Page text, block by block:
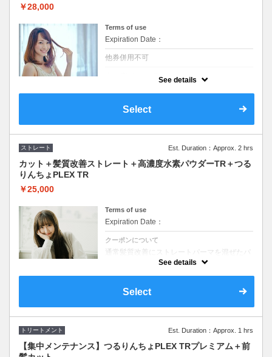
￥28,000
Terms of use
Expiration Date：
他券併用不可
だなっと思う方はプラス、毛先をデジタルパ
ーマで理想のヘアスタイルに。さらに炭酸ケ
アと人気のつるりんちょPLEX TRしっかりケ
See details
Select
ストレート Est. Duration：Approx. 2 hrs
カット＋髪質改善ストレート＋高濃度水素パウダーTR＋つる
りんちょPLEX TR
￥25,000
Terms of use
Expiration Date：
クーポンについて
通常髪質改善にストレートパーマを混ぜたパ
ワーアップ版！！ダメージを抑えながらうね
たくないけど、まとまりよくしたい方にオス
See details
Select
トリートメント Est. Duration：Approx. 1 hrs
【集中メンテナンス】つるりんちょPLEX TRプレミアム＋前